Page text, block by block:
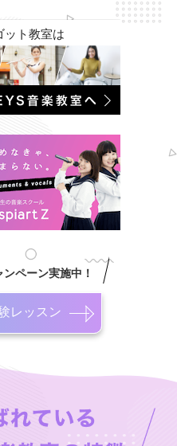
ット教室は
ペーン実施中！
レッスン